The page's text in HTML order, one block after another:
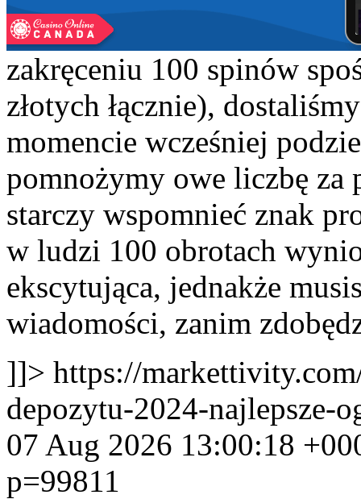
zakręceniu 100 spinów
złotych łącznie),
momencie wcześniej
pomnożymy owe liczbę za
starczy wspomnieć znak
w ludzi 100 obrotach
ekscytująca, jednakże
wiadomości, zanim
]]> https://
depozytu-2024-najlepsze-
07 Aug 2026 13:00:18
p=99811